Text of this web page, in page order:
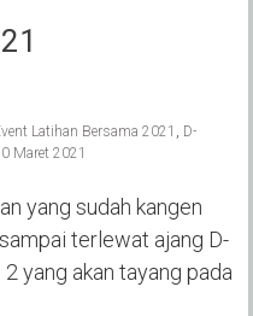
Latihan Bersama 2021 , D-
Maret 2021
yang sudah kangen
terlewat ajang D-
yang akan tayang pada